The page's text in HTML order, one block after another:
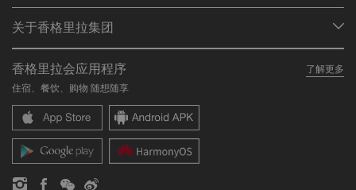
餐厅与酒吧
加入香格里拉会
常见问题
联络我们
关于香格里拉集团
我们的酒店品牌
香格里拉中心
香格里拉公寓
联系方式
职业发展
企业社会责任
新闻稿
香格里拉会应用程序
了解更多
住宿、餐饮、购物 随想随享